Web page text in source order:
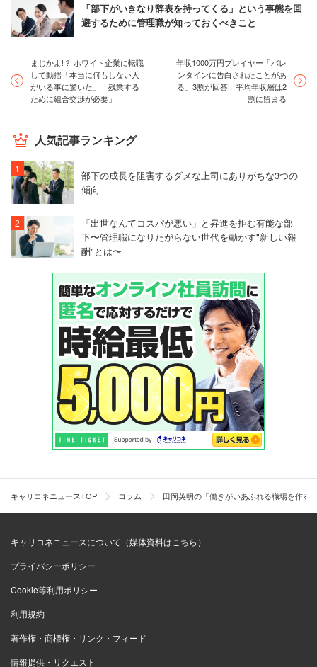
「部下がいきなり辞表を持ってくる」という事態を回
避するために管理職が知っておくべきこと
まじかよ!？ ホワイト企業に転職
して動揺「本当に何もしない人
がいる事に驚いた」「残業する
ために組合交渉が必要」
年収1000万円プレイヤー「バレ
ンタインに告白されたことがあ
る」3割が回答 平均年収層は2
割に留まる
人気記事ランキング
部下の成長を阻害するダメな上司にありがちな3つの
傾向
「出世なんてコスパが悪い」と昇進を拒む有能な部
下〜管理職になりたがらない世代を動かす"新しい報
酬"とは〜
キャリコネニュースTOP コラム 田岡英明の「働きがいあふれる職場を作る
キャリコネニュースについて（媒体資料はこちら）
プライバシーポリシー
Cookie等利用ポリシー
利用規約
著作権・商標権・リンク・フィード
情報提供・リクエスト